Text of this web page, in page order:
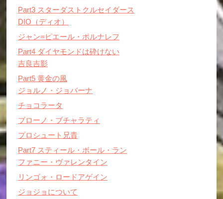
Part3 スターダストクルセイダース
DIO（ディオ）
ジャン=ピエール・ポルナレフ
Part4 ダイヤモンドは砕けない
吉良吉影
Part5 黄金の風
ジョルノ・ジョバーナ
チョコラータ
ブローノ・ブチャラティ
プロシュート兄貴
Part7 スティール・ボール・ラン
ファニー・ヴァレンタイン
リンゴォ・ロードアゲイン
ジョジョについて